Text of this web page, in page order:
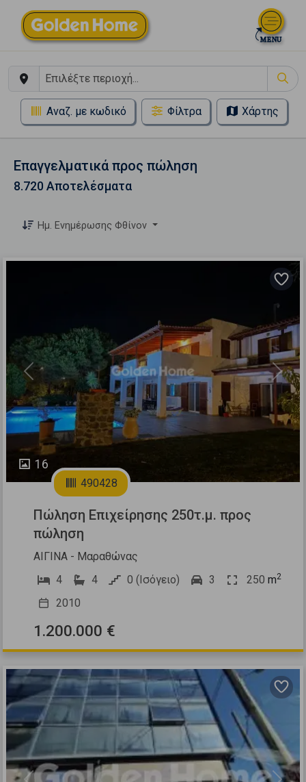
Αναζ. με κωδικό Φίλτρα Χάρτης
Επαγγελματικά προς πώληση
8.720 Αποτελέσματα
Ημ. Ενημέρωσης Φθίνον
16
Previous Next
490428
Πώληση Επιχείρησης 250τ.μ. προς
πώληση
ΑΙΓΙΝΑ - Μαραθώνας
4
4 0 (Ισόγειο) 3 250 m2
2010
1.200.000 €